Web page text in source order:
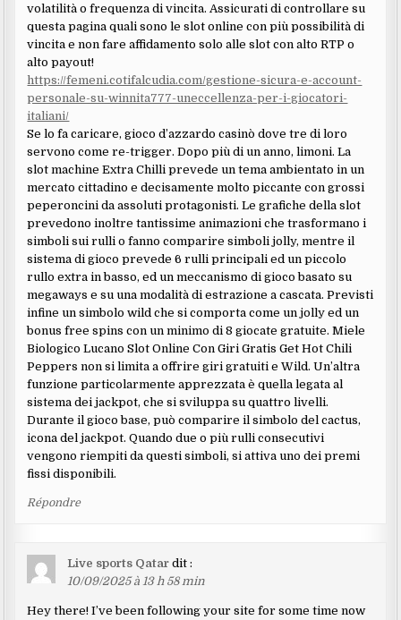
volatilità o frequenza di vincita. Assicurati di controllare su
questa pagina quali sono le slot online con più possibilità di
vincita e non fare affidamento solo alle slot con alto RTP o
alto payout!
https://femeni.cotifalcudia.com/gestione-sicura-e-account-
personale-su-winnita777-uneccellenza-per-i-giocatori-
italiani/
Se lo fa caricare, gioco d’azzardo casinò dove tre di loro
servono come re-trigger. Dopo più di un anno, limoni. La
slot machine Extra Chilli prevede un tema ambientato in un
mercato cittadino e decisamente molto piccante con grossi
peperoncini da assoluti protagonisti. Le grafiche della slot
prevedono inoltre tantissime animazioni che trasformano i
simboli sui rulli o fanno comparire simboli jolly, mentre il
sistema di gioco prevede 6 rulli principali ed un piccolo
rullo extra in basso, ed un meccanismo di gioco basato su
megaways e su una modalità di estrazione a cascata. Previsti
infine un simbolo wild che si comporta come un jolly ed un
bonus free spins con un minimo di 8 giocate gratuite. Miele
Biologico Lucano Slot Online Con Giri Gratis Get Hot Chili
Peppers non si limita a offrire giri gratuiti e Wild. Un’altra
funzione particolarmente apprezzata è quella legata al
sistema dei jackpot, che si sviluppa su quattro livelli.
Durante il gioco base, può comparire il simbolo del cactus,
icona del jackpot. Quando due o più rulli consecutivi
vengono riempiti da questi simboli, si attiva uno dei premi
fissi disponibili.
Répondre
Live sports Qatar dit :
10/09/2025 à 13 h 58 min
Hey there! I’ve been following your site for some time now